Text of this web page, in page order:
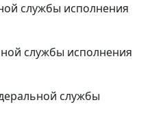
службы исполнения
службы исполнения
службы